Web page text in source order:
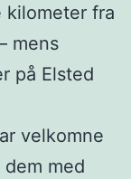
fra
mens
på Elsted
velkomne
med